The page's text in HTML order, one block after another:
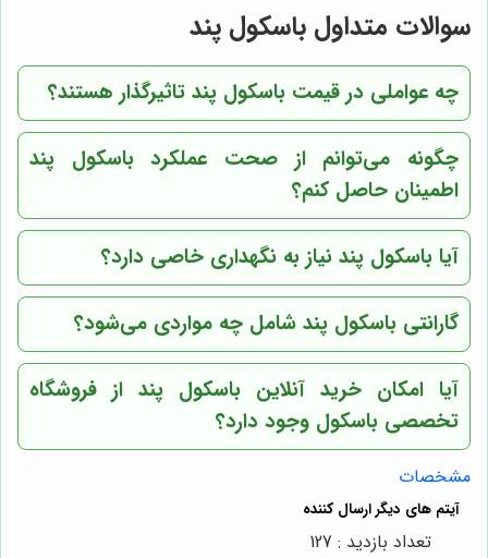
سوالات متداول باسکول پند
چه عواملی در قیمت باسکول پند تاثیرگذار هستند؟
چگونه می‌توانم از صحت عملکرد باسکول پند
اطمینان حاصل کنم؟
آیا باسکول پند نیاز به نگهداری خاصی دارد؟
گارانتی باسکول پند شامل چه مواردی می‌شود؟
آیا امکان خرید آنلاین باسکول پند از فروشگاه
تخصصی باسکول وجود دارد؟
مشخصات
تعداد بازدید : 127